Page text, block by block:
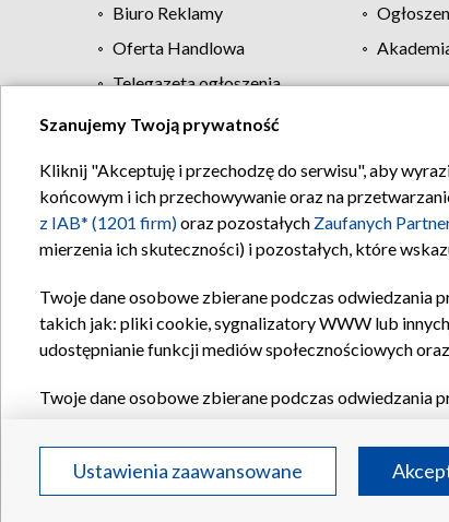
Biuro Reklamy
Oferta Handlowa
Telegazeta ogłoszenia
Regulamin
Szanujemy Twoją prywatność
Kliknij "Akceptuję i przechodzę do serwisu", aby
końcowym i ich przechowywanie oraz na
z IAB* (1201 firm)oraz pozostałych Zaufanych
mierzenia ich skuteczności) i pozostałych, które
Twoje dane osobowe zbierane podczas odwiedzania
takich jak: pliki cookie, sygnalizatory WWW lub
udostępnianie funkcji mediów społecznościowych
Twoje dane osobowe zbierane podczas odwiedzania
Partnerów TVPdla realizacji następujących celów i
reklam, tworzenia profilu spersonalizowanych
treści, stosowania badań rynkowych w celu
Ustawienia zaawansowane